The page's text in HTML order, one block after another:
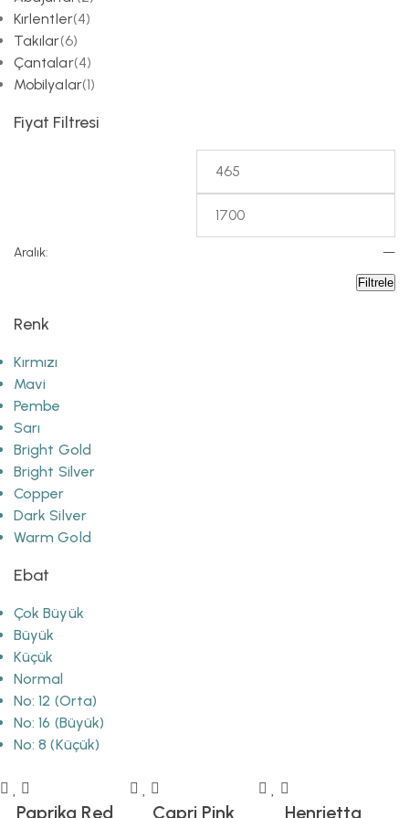
Kırlentler(4)
Takılar(6)
Çantalar(4)
Mobilyalar(1)
Fiyat Filtresi
Aralık: —
Filtrele
Renk
Kırmızı
Mavi
Pembe
Sarı
Bright Gold
Bright Silver
Copper
Dark Silver
Warm Gold
Ebat
Çok Büyük
Büyük
Küçük
Normal
No: 12 (Orta)
No: 16 (Büyük)
No: 8 (Küçük)
Paprika Red Capri Pink Henrietta